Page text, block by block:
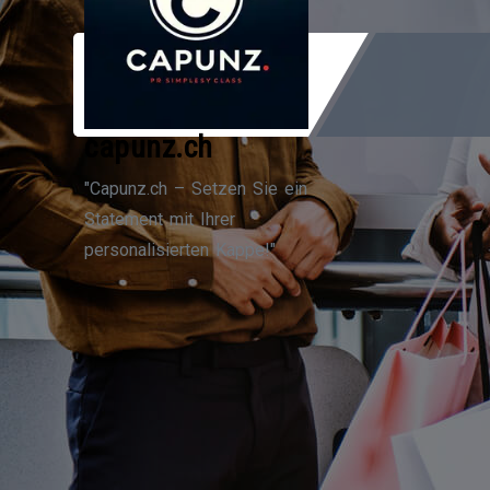
Zum
Inhalt
capunz.ch
"Capunz.ch – Setzen Sie ein
Statement mit Ihrer
personalisierten Kappe!"